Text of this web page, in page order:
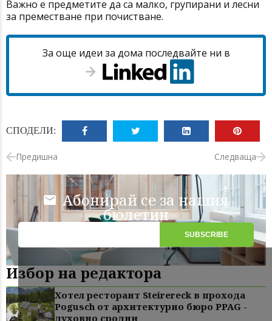
Важно е предметите да са малко, групирани и лесни
за преместване при почистване.
За още идеи за дома последвайте ни в
СПОДЕЛИ:
Предишна Следваща
Абонирай се за нашия
бюлетин
Избор на редактора
Хотел ресторант Steirereck в прохода
Pogusch от архитектурно бюро PPAG -
духовно сродни